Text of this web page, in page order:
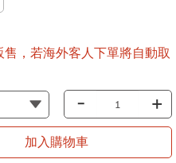
售，若海外客人下單將自動取
- +
加入購物車